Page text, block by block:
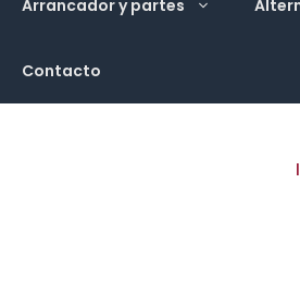
Arrancador y partes
Contacto